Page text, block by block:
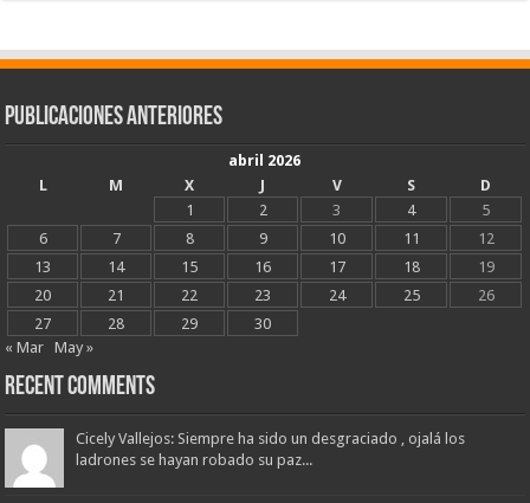
Publicaciones Anteriores
abril 2026
L
M X J V S
D
1
2 3 4
5
6
7 8 9 10 11
12
13
14 15 16 17 18
19
20
21 22 23 24 25
26
27
28 29
30
« Mar
May »
Recent Comments
Cicely Vallejos: Siempre ha sido un desgraciado , ojalá los
ladrones se hayan robado su paz...